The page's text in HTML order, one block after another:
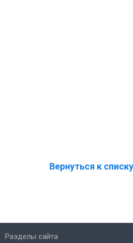
Вернуться к
Разделы сайта